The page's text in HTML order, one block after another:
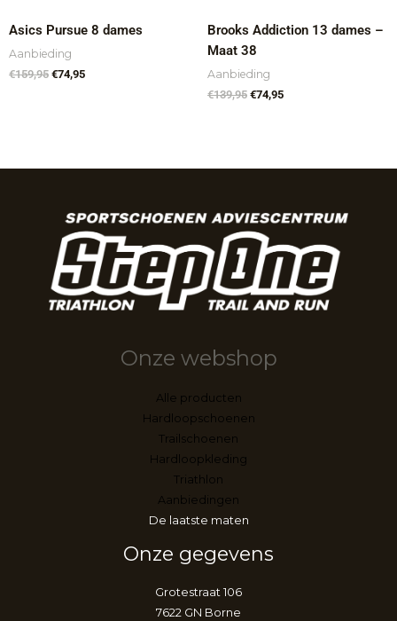
Asics Pursue 8 dames
Aanbieding
€159,95 €74,95
Brooks Addiction 13 dames –
Maat 38
Aanbieding
€139,95 €74,95
Onze webshop
Alle producten
Hardloopschoenen
Trailschoenen
Hardloopkleding
Triathlon
Aanbiedingen
De laatste maten
Onze gegevens
Grotestraat 106
7622 GN Borne